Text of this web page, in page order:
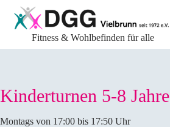
Inhalt
springen
Fitness & Wohlbefinden für alle
Kinderturnen 5-8 Jahre
Montags von 17:00 bis 17:50 Uhr